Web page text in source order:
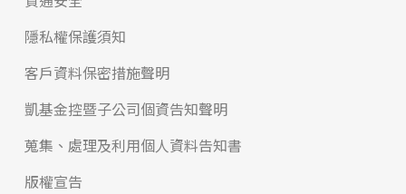
隱私權保護須知
客戶資料保密措施聲明
凱基金控暨子公司個資告知聲明
蒐集、處理及利用個人資料告知書
版權宣告